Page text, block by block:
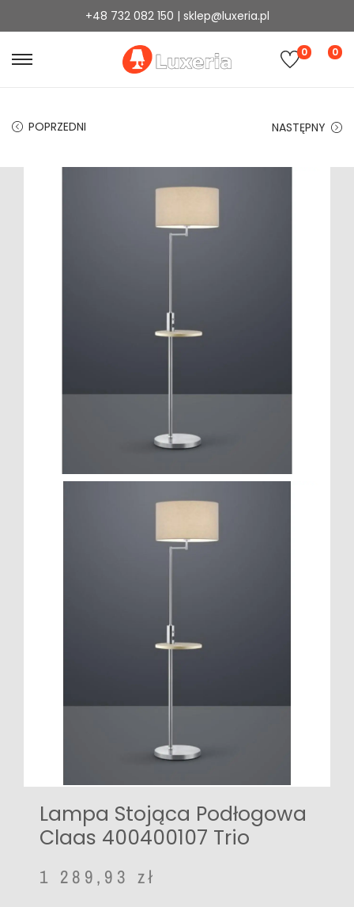
+48 732 082 150 | sklep@luxeria.pl
0 0
POPRZEDNI NASTĘPNY
Lampa Stojąca Podłogowa
Claas 400400107 Trio
1 289,93 zł